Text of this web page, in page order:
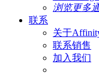
浏览更多
联系
关于
联系销售
加入我们